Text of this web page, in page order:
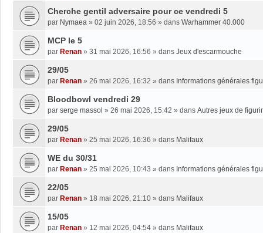
Cherche gentil adversaire pour ce vendredi 5
par Nymaea » 02 juin 2026, 18:56 » dans Warhammer 40.000
MCP le 5
par Renan » 31 mai 2026, 16:56 » dans Jeux d'escarmouche
29/05
par Renan » 26 mai 2026, 16:32 » dans Informations générales
Bloodbowl vendredi 29
par serge massol » 26 mai 2026, 15:42 » dans Autres jeux de
29/05
par Renan » 25 mai 2026, 16:36 » dans Malifaux
WE du 30/31
par Renan » 25 mai 2026, 10:43 » dans Informations générales
22/05
par Renan » 18 mai 2026, 21:10 » dans Malifaux
15/05
par Renan » 12 mai 2026, 04:54 » dans Malifaux